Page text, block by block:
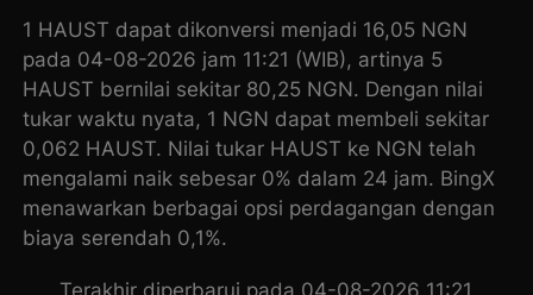
1 HAUST dapat dikonversi menjadi 16,05 NGN
pada 04-08-2026 jam 11:21 (WIB), artinya 5
HAUST bernilai sekitar 80,25 NGN. Dengan nilai
tukar waktu nyata, 1 NGN dapat membeli sekitar
0,062 HAUST. Nilai tukar HAUST ke NGN telah
mengalami naik sebesar 0% dalam 24 jam. BingX
menawarkan berbagai opsi perdagangan dengan
biaya serendah 0,1%.